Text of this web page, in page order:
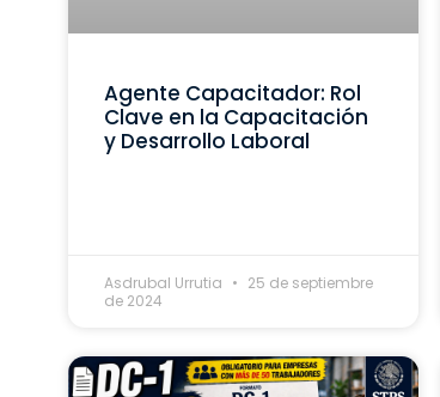
Agente Capacitador: Rol
Clave en la Capacitación
y Desarrollo Laboral
Asdrubal Urrutia
25 de septiembre
de 2024